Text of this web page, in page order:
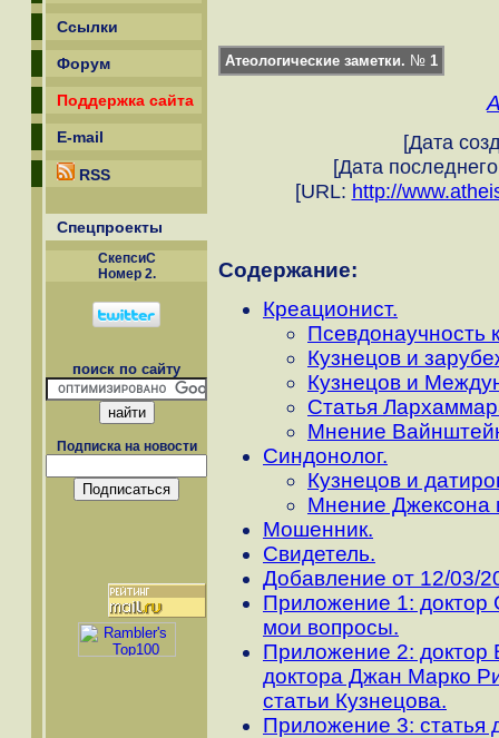
Ссылки
Форум
Поддержка сайта
E-mail
RSS
Спецпроекты
СкепсиС
Номер 2.
поиск по сайту
Подписка на новости
Атеологические заметки. № 1
[Дата
[Дата
[URL: http://
Содержание:
Креационист.
Псевдонаучность
Кузнецов и
Кузнецов и
Статья
Мнение
Синдонолог.
Кузнецов и
Мнение Джексона
Мошенник.
Свидетель.
Добавление от 12/03/
Приложение 1: доктор
мои вопросы.
Приложение 2: доктор
доктора Джан Марко
статьи Кузнецова.
Приложение 3: статья